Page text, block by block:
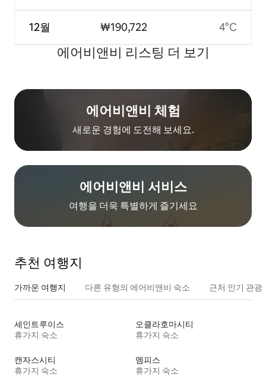
12월 ₩190,722 4°C
에어비앤비 리스팅 더 보기
에어비앤비 체험
새로운 경험에 도전해 보세요.
에어비앤비 서비스
여행을 더욱 특별하게 즐기세요
추천 여행지
가까운 여행지 다른 유형의 에어비앤비 숙소 근처 인기 관광
세인트루이스
휴가지 숙소
오클라호마시티
휴가지 숙소
캔자스시티
휴가지 숙소
멤피스
휴가지 숙소